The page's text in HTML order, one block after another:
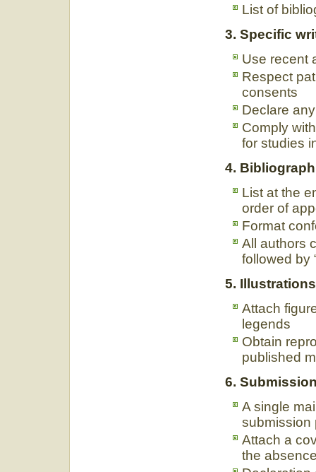
List of
3. Specific
Use recent
Respect
consents
Declare
Comply
for studies
4.
List at the
order of
Format
All authors
followed by
5.
Attach
legends
Obtain
published
6.
A single
submission
Attach a
the